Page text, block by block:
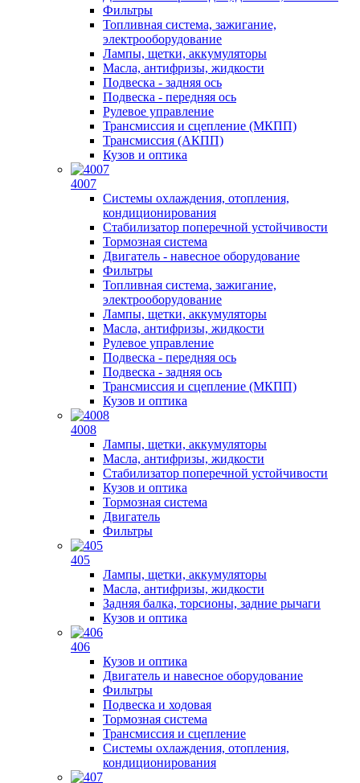
Фильтры
Топливная система, зажигание,
электрооборудование
Лампы, щетки, аккумуляторы
Масла, антифризы, жидкости
Подвеска - задняя ось
Подвеска - передняя ось
Рулевое управление
Трансмиссия и сцепление (МКПП)
Трансмиссия (АКПП)
Кузов и оптика
4007
Системы охлаждения, отопления,
кондиционирования
Стабилизатор поперечной устойчивости
Тормозная система
Двигатель - навесное оборудование
Фильтры
Топливная система, зажигание,
электрооборудование
Лампы, щетки, аккумуляторы
Масла, антифризы, жидкости
Рулевое управление
Подвеска - передняя ось
Подвеска - задняя ось
Трансмиссия и сцепление (МКПП)
Кузов и оптика
4008
Лампы, щетки, аккумуляторы
Масла, антифризы, жидкости
Стабилизатор поперечной устойчивости
Кузов и оптика
Тормозная система
Двигатель
Фильтры
405
Лампы, щетки, аккумуляторы
Масла, антифризы, жидкости
Задняя балка, торсионы, задние рычаги
Кузов и оптика
406
Кузов и оптика
Двигатель и навесное оборудование
Фильтры
Подвеска и ходовая
Тормозная система
Трансмиссия и сцепление
Системы охлаждения, отопления,
кондиционирования